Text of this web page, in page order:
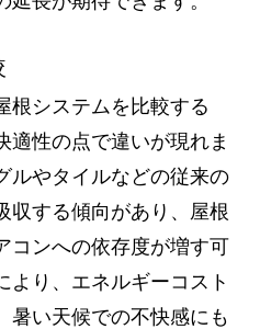
根システムを比較する
適性の点で違いが現れま
ルやタイルなどの従来の
収する傾向があり、屋根
コンへの依存度が増す可
より、エネルギーコスト
暑い天候での不快感にも